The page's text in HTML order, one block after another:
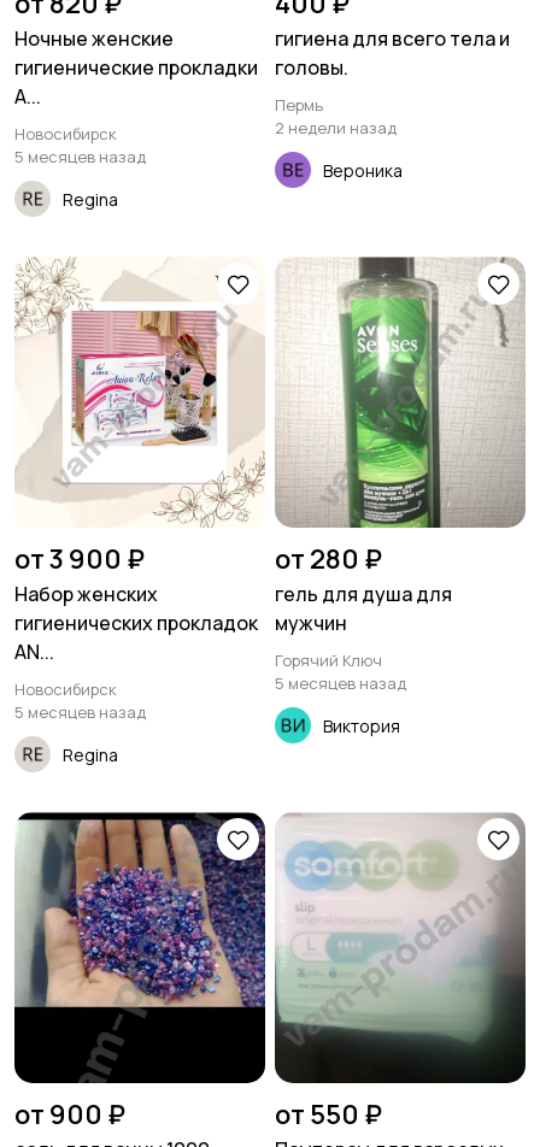
Ночные женские
гигиенические прокладки
A...
Новосибирск
5 месяцев назад
Regina
гигиена для всего тела и
головы.
Пермь
2 недели назад
Вероника
от 3 900 ₽
Набор женских
гигиенических прокладок
AN...
Новосибирск
5 месяцев назад
Regina
от 280 ₽
гель для душа для
мужчин
Горячий Ключ
5 месяцев назад
Виктория
от 900 ₽ от 550 ₽